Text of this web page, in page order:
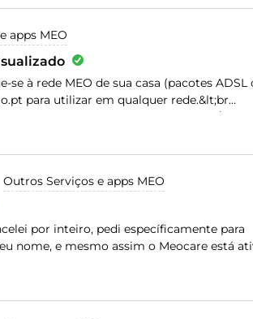
apps MEO
se à rede MEO de sua casa (pacotes ADSL
para utilizar em qualquer rede.&lt;br
ligar ao meo go através da app ios/
Estou em casa ligado à rede meo por cabo
tentar ver canais que não estão incluídos
Outros Serviços e apps MEO
por inteiro, pedi específicamente para
nome, e mesmo assim o Meocare está
não vi as faturas por que tinha tirado
deste mês de Fevereiro e fui ver que
além de que foi me oferecido o serviço